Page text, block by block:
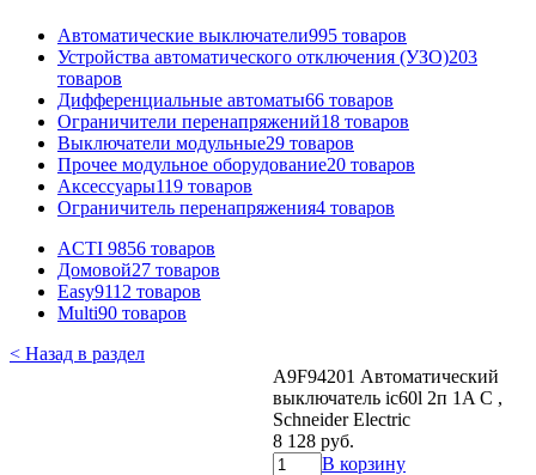
Автоматические выключатели995 товаров
Устройства автоматического отключения (УЗО)203
товаров
Дифференциальные автоматы66 товаров
Ограничители перенапряжений18 товаров
Выключатели модульные29 товаров
Прочее модульное оборудование20 товаров
Аксессуары119 товаров
Ограничитель перенапряжения4 товаров
ACTI 9856 товаров
Домовой27 товаров
Easy9112 товаров
Multi90 товаров
< Назад в раздел
A9F94201 Автоматический
выключатель ic60l 2п 1A C ,
Schneider Electric
8 128 руб.
В корзину